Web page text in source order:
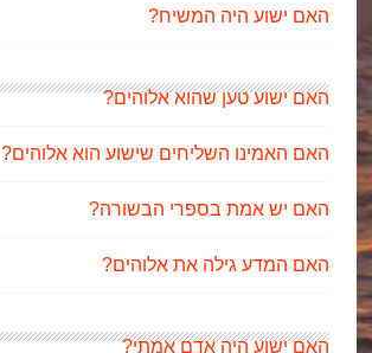
האם ישוע היה המשיח?
האם ישוע טען שהוא אלוהים?
האם האמינו השליחים שישוע הוא אלוהים?
האם יש אמת בספרי הבשורה?
האם המדע גילה את אלוהים?
האם ישוע היה אדם אמתי?